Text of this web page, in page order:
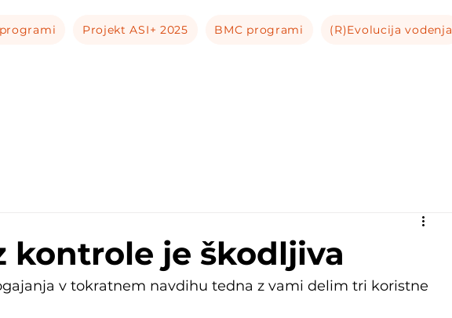
Projekt ASI+ 2025 BMC programi (R)Evolucija vodenja
kontrole je škodljiva
v tokratnem navdihu tedna z vami delim tri koristne